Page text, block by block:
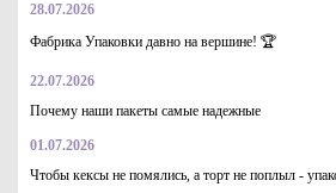
28.07.2026
Фабрика Упаковки давно на вершине! 🏆
22.07.2026
Почему наши пакеты самые надежные
01.07.2026
Чтобы кексы не помялись, а торт не поплыл -